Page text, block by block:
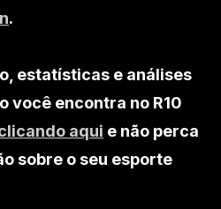
.
estatísticas e análises
você encontra no R10
aqui e não perca
sobre o seu esporte